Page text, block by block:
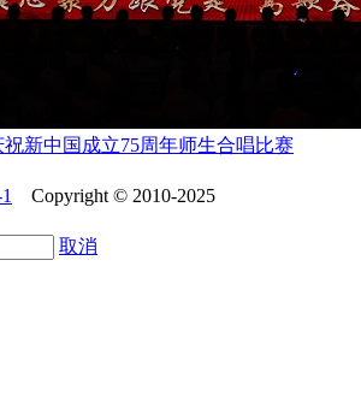
新中国成立75周年师生合唱比赛
Copyright © 2010-2025
取消